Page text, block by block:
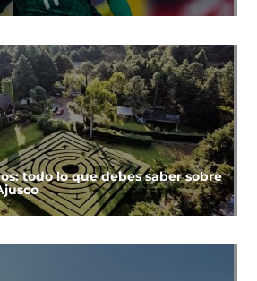
todo lo que debes saber sobre